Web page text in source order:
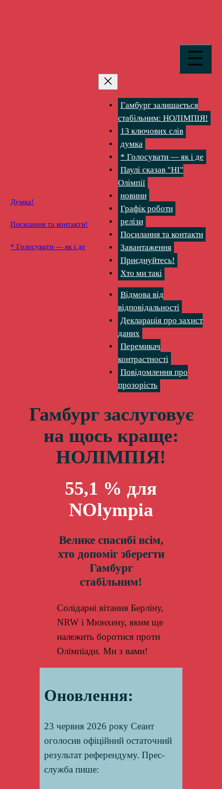
Думка!
Посилання та контакти!
* Голосувати — як і де
Гамбург залишається
стабільним: НОЛІМПІЯ!
13 ключових слів
думка
* Голосувати — як і де
Паулі сказав "НІ"
Олімпії
новини
Графік роботи
релізи
Посилання та контакти
Завантаження
Приєднуйтесь!
Хто ми такі
Відмова від
відповідальності
Декларація про захист
даних
Перемикач
контрастності
Повідомлення про
прозорість
Гамбург заслуговує
на щось краще:
НОЛІМПІЯ!
55,1 % для
NOlympia
Велике спасибі всім,
хто допоміг зберегти
Гамбург
стабільним!
Солідарні вітання Берліну,
NRW і Мюнхену, яким ще
належить боротися проти
Олімпіади. Ми з вами!
Оновлення:
23 червня 2026 року Сеант
оголосив офіційний остаточний
результат референдуму. Прес-
служба пише: